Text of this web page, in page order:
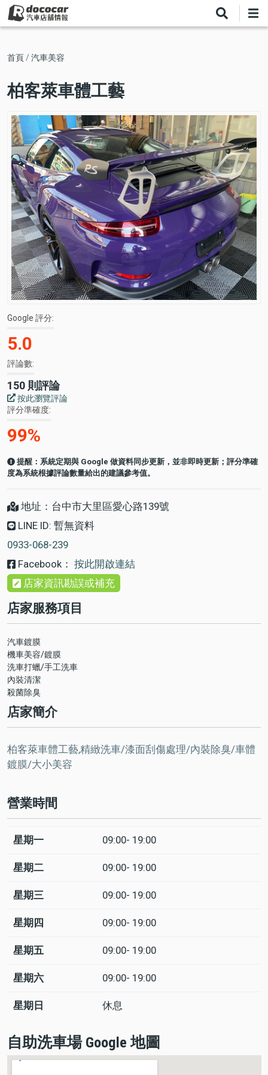
移
至
內導
航
連
結
首頁 汽車美容
柏客萊車體工藝
Google 評分
5.0
評論數
150 則評論
按此瀏覽評論
評分準確度
99%
提醒：系統定期與 Google 做資料同步更新，並非即時更新；評分準確
度為系統根據評論數量給出的建議參考值。
地址：台中市大里區愛心路139號
LINE ID: 暫無資料
0933-068-239
Facebook： 按此開啟連結
店家資訊勘誤或補充
店家服務項目
汽車鍍膜
機車美容/鍍膜
洗車打蠟/手工洗車
內裝清潔
殺菌除臭
店家簡介
柏客萊車體工藝,精緻洗車/漆面刮傷處理/內裝除臭/車體
鍍膜/大小美容
營業時間
日
Time
回
星期一 09:00- 19:00
星期二 09:00- 19:00
星期三 09:00- 19:00
星期四 09:00- 19:00
星期五 09:00- 19:00
星期六 09:00- 19:00
星期日 休息
自助洗車場 Google 地圖